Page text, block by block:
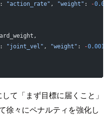
: "action_rate" , "weight" : -
: "joint_vel" , "weight" : -0.001
て「まず目標に届くこと」
徐々にペナルティを強化し